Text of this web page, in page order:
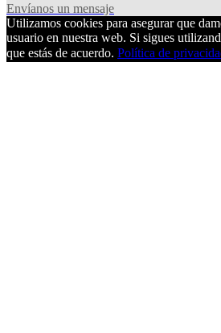
Envíanos un mensaje
Utilizamos cookies para asegurar que
usuario en nuestra web. Si sigues
que estás de acuerdo. Política de